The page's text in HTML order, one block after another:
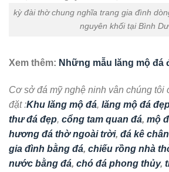
Chuyên mụcMẫu lăng thờ chung. Từ khóa
gia đình bằng đá tại bình dương,am thờ thần
bình dương,cây hương thờ chung bằng đá
thờ chung nghĩa trang gia đình bằng đá tại
thần linh nghĩa trang bằng đá đẹp tại bình
chung khu lăng mộ dòng tộc đẹp tại bình
chung nghĩa trang dòng họ đẹp tại bình dương,
lăng mộ gia đình bằng đá đẹp tại bình dương
trang gia đình bằng đá đẹp tại bình dương,
họ bằng đá đẹp tại bình dương,củng thờ